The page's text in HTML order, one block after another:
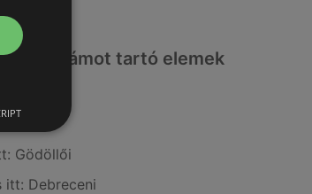
számot tartó elemek
Gödöllői
itt: Debreceni